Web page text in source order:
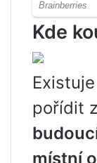
Kde
pořídit
místní